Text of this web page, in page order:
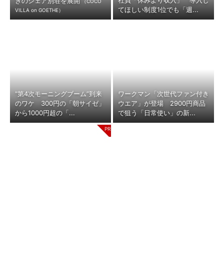
VILLA on GOETHE）
てほしい制度1位でも「週...
“第4次モーニングブーム”到来
のワケ 300円の「朝サイゼ」
から1000円超の「...
ワークマン「次世代ファン付き
ウエア」が登場 2900円商品
で狙う「日常使い」の新...